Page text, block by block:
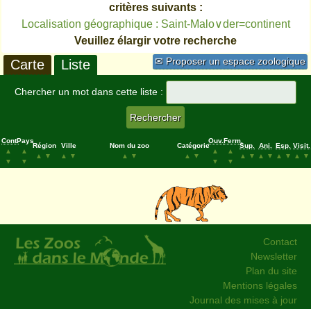
critères suivants :
Localisation géographique : Saint-Malo∨der=continent
Veuillez élargir votre recherche
✉ Proposer un espace zoologique
Carte Liste
Chercher un mot dans cette liste :
Cont.
▲
▼
Pays
▲
▼
Région
▲
▼
Ville
▲
▼
Nom du zoo
▲
▼
Catégorie
▲
▼
Ouv.
▲
▼
Ferm.
▲
▼
Sup.
▲
▼
Ani.
▲
▼
Esp.
▲
▼
Visit.
▲
▼
Contact
Newsletter
Plan du site
Mentions légales
Journal des mises à jour